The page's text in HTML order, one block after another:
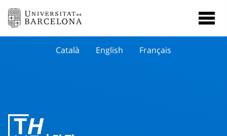
Català English Français